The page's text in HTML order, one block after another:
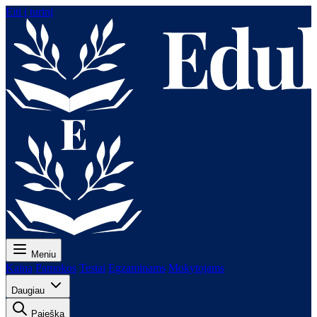
Eiti į turinį
Meniu
Kaina Pamokos Testai Egzaminams Mokytojams
Daugiau
Paieška